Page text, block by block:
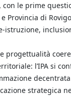
con le prime
Provincia di
istruzione,
progettualità
l’IPA si
strategica